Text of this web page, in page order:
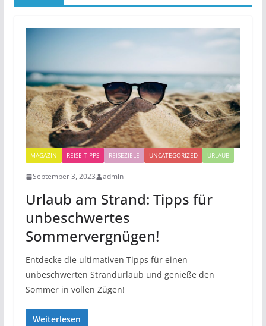
MAGAZIN REISE-TIPPS REISEZIELE UNCATEGORIZED URLAUB
September 3, 2023 admin
Urlaub am Strand: Tipps für
unbeschwertes
Sommervergnügen!
Entdecke die ultimativen Tipps für einen
unbeschwerten Strandurlaub und genieße den
Sommer in vollen Zügen!
Weiterlesen